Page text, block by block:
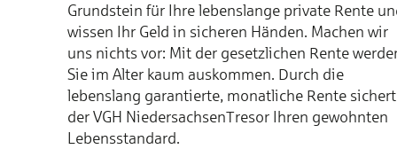
Grundstein für Ihre lebenslange private Rente
wissen Ihr Geld in sicheren Händen. Machen wir
uns nichts vor: Mit der gesetzlichen Rente
Sie im Alter kaum auskommen. Durch die
lebenslang garantierte, monatliche Rente sichert
der VGH NiedersachsenTresor Ihren gewohnten
Lebensstandard.